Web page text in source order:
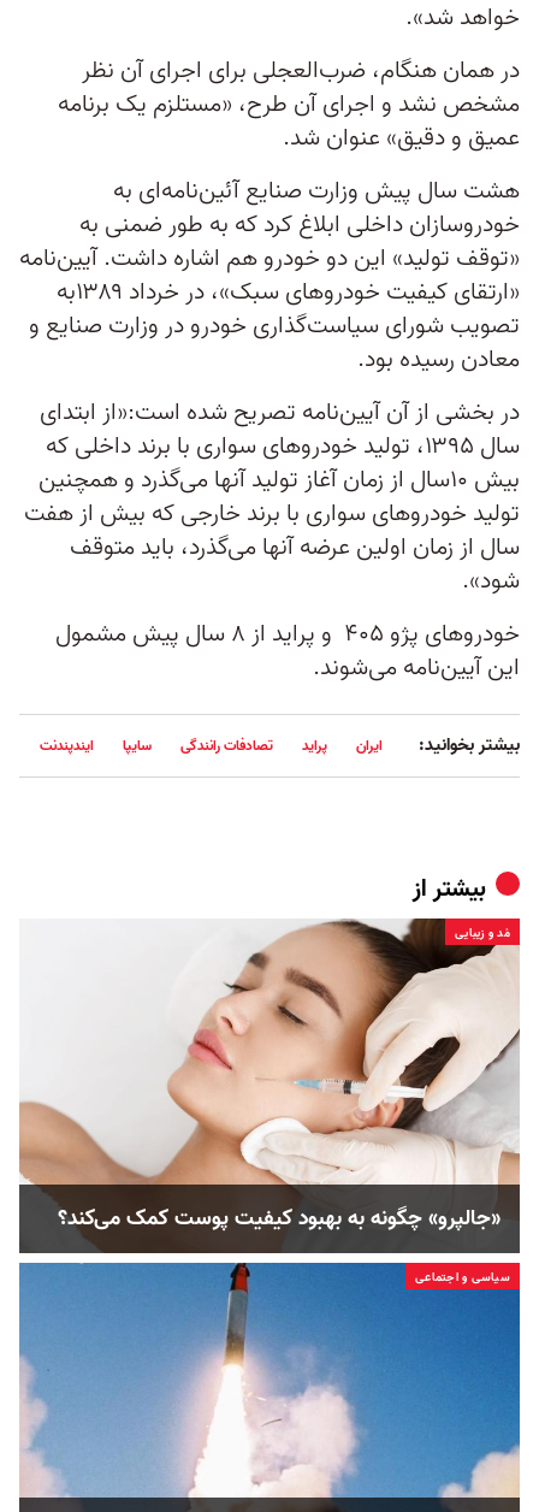
خواهد شد».
در همان هنگام، ضرب‌العجلی برای اجرای آن نظر
مشخص نشد و اجرای آن طرح، «مستلزم یک برنامه
عمیق و دقیق» عنوان شد.
هشت سال پیش وزارت صنایع آئین‌نامه‌ای به
خودروسازان داخلی ابلاغ کرد که به طور ضمنی به
«توقف تولید» این دو خودرو هم اشاره داشت. آیین‌نامه
«ارتقای کیفیت خودروهای سبک»، در خرداد ۱۳۸۹به
تصویب شورای سیاست‌گذاری خودرو در وزارت صنایع و
معادن رسیده بود.
در بخشی از آن آیین‌نامه تصریح شده است:«از ابتدای
سال ۱۳۹۵، تولید خودروهای سواری با برند داخلی که
بیش ۱۰سال از زمان آغاز تولید آنها می‌گذرد و همچنین
تولید خودروهای سواری با برند خارجی که بیش از هفت
سال از زمان اولین عرضه‌ آنها می‌گذرد، باید متوقف
شود».
خودروهای پژو ۴۰۵ و پراید از ۸ سال پیش مشمول
این آیین‌نامه می‌شوند.
بیشتر بخوانید: ایران پراید تصادفات رانندگی سایپا ایندپندنت
بیشتر از
مُد و زیبایی
«جالپرو» چگونه به بهبود کیفیت پوست کمک می‌کند؟
سیاسی و اجتماعی